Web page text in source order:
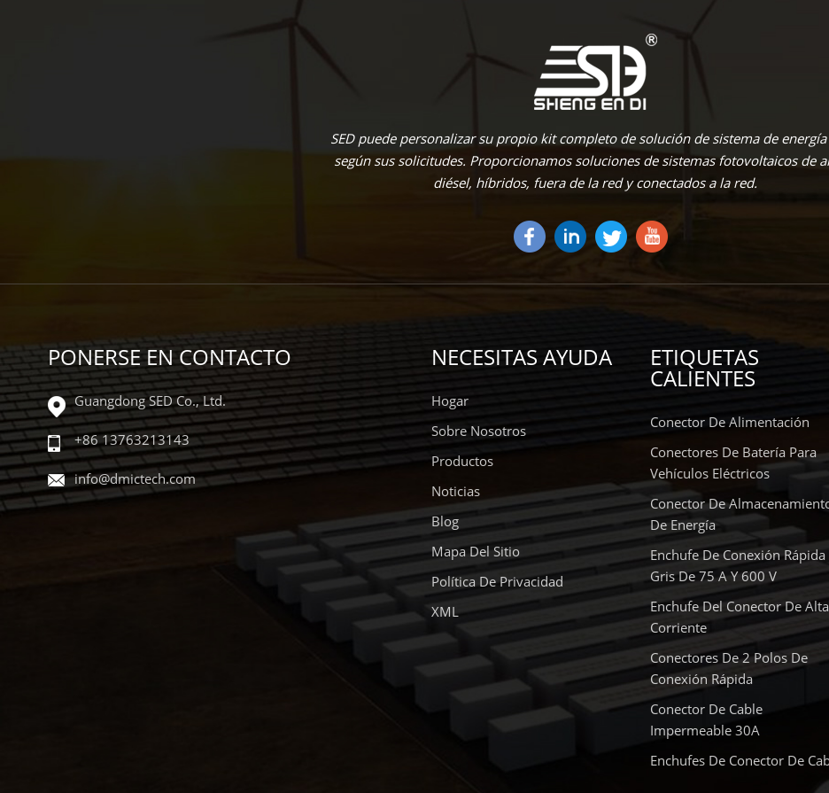
SED puede personalizar su propio kit completo de solución de sistema de
según sus solicitudes. Proporcionamos soluciones de sistemas fotovoltaicos de
diésel, híbridos, fuera de la red y conectados a la red.
PONERSE EN CONTACTO
Guangdong SED Co., Ltd.
+86 13763213143
info@dmictech.com
NECESITAS AYUDA
Hogar
Sobre Nosotros
Productos
Noticias
Blog
Mapa Del Sitio
Política De Privacidad
XML
ETIQUETAS
CALIENTES
Conector De Alimentación
Conectores De Batería Para
Vehículos Eléctricos
Conector De
De Energía
Enchufe De Conexión Rápida
Gris De 75 A Y 600 V
Enchufe Del Conector De Alta
Corriente
Conectores De 2 Polos De
Conexión Rápida
Conector De Cable
Impermeable 30A
Enchufes De Conector De